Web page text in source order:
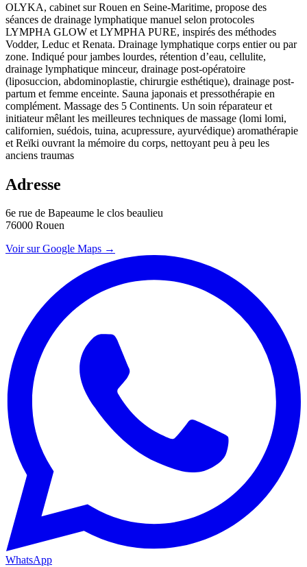
OLYKA, cabinet sur Rouen en Seine-Maritime, propose des
séances de drainage lymphatique manuel selon protocoles
LYMPHA GLOW et LYMPHA PURE, inspirés des méthodes
Vodder, Leduc et Renata. Drainage lymphatique corps entier ou par
zone. Indiqué pour jambes lourdes, rétention d’eau, cellulite,
drainage lymphatique minceur, drainage post-opératoire
(liposuccion, abdominoplastie, chirurgie esthétique), drainage post-
partum et femme enceinte. Sauna japonais et pressothérapie en
complément. Massage des 5 Continents. Un soin réparateur et
initiateur mêlant les meilleures techniques de massage (lomi lomi,
californien, suédois, tuina, acupressure, ayurvédique) aromathérapie
et Reïki ouvrant la mémoire du corps, nettoyant peu à peu les
anciens traumas
Adresse
6e rue de Bapeaume le clos beaulieu
76000 Rouen
Voir sur Google Maps →
WhatsApp